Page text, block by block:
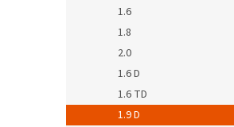
1.6
1.8
2.0
1.6 D
1.6 TD
1.9 D